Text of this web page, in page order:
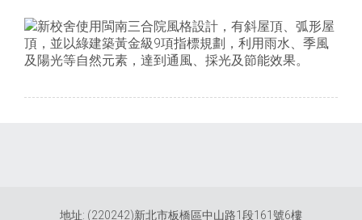
地址: (220242)新北市板橋區中山路1段161號6樓